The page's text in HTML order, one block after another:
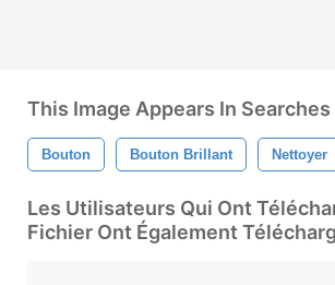
This Image Appears In Searches
Bouton Bouton Brillant Nettoyer
Les Utilisateurs Qui Ont
Fichier Ont Également